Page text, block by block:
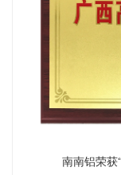
南南铝荣获